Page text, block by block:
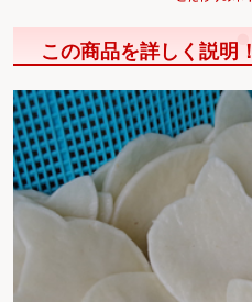
この商品を詳しく説明！